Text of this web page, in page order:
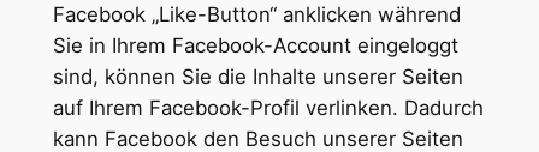
Facebook „Like-Button“ anklicken während
Sie in Ihrem Facebook-Account eingeloggt
sind, können Sie die Inhalte unserer Seiten
auf Ihrem Facebook-Profil verlinken. Dadurch
kann Facebook den Besuch unserer Seiten